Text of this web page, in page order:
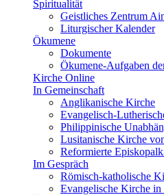
Spiritualität
Geistliches Zentrum
Liturgischer Kalender
Ökumene
Dokumente
Ökumene-Aufgaben
Kirche Online
In Gemeinschaft
Anglikanische Kirche
Evangelisch-
Philippinische
Lusitanische Kirche
Reformierte
Im Gespräch
Römisch-katholische
Evangelische Kirche